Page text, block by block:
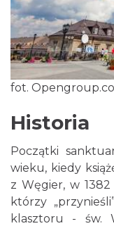
fot.
Historia
Początki
wieku, kiedy
z Węgier, w
którzy
klasztoru - św.